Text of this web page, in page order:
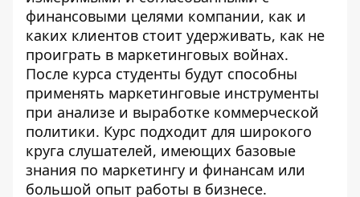
финансовыми целями компании, как и
каких клиентов стоит удерживать, как не
проиграть в маркетинговых войнах.
После курса студенты будут способны
применять маркетинговые инструменты
при анализе и выработке коммерческой
политики. Курс подходит для широкого
круга слушателей, имеющих базовые
знания по маркетингу и финансам или
большой опыт работы в бизнесе.